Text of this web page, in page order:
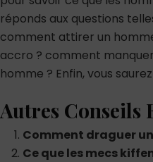
réponds aux questions
comment attirer un
accro ? comment
homme ? Enfin, vous
Autres Conseils
Comment draguer
Ce que les mecs